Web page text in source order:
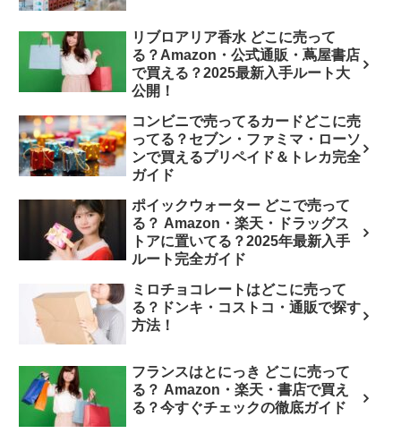
リブロアリア香水 どこに売って
る？Amazon・公式通販・蔦屋書店
で買える？2025最新入手ルート大
公開！
コンビニで売ってるカードどこに売
ってる？セブン・ファミマ・ローソ
ンで買えるプリペイド＆トレカ完全
ガイド
ポイックウォーター どこで売って
る？ Amazon・楽天・ドラッグス
トアに置いてる？2025年最新入手
ルート完全ガイド
ミロチョコレートはどこに売って
る？ドンキ・コストコ・通販で探す
方法！
フランスはとにっき どこに売って
る？ Amazon・楽天・書店で買え
る？今すぐチェックの徹底ガイド